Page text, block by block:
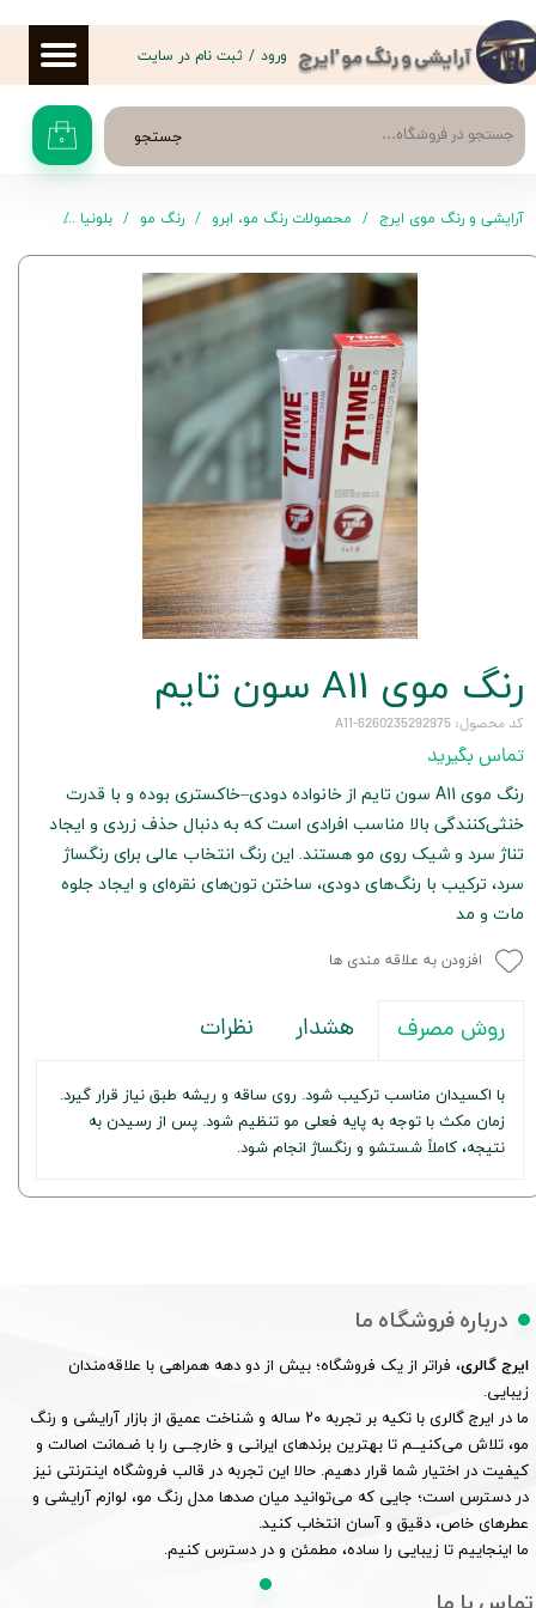
آرایشی و رنگ مو 'ایرج
جستجو ۰
ورود / ثبت نام در سایت
حساب کاربری من
تغییر گذر واژه
سفارشات
خروج از حساب کاربری
آرایشی و رنگ موی ایرج محصولات رنگ مو، ابرو رنگ مو بلونیا
رنگ موی A11 سون تایم
کد محصول: 6260235292975-A11
تماس بگیرید
رنگ موی A11 سون تایم از خانواده دودی–خاکستری بوده و با قدرت
خنثی‌کنندگی بالا مناسب افرادی است که به دنبال حذف زردی و ایجاد
تناژ سرد و شیک روی مو هستند. این رنگ انتخاب عالی برای رنگساژ
سرد، ترکیب با رنگ‌های دودی، ساختن تون‌های نقره‌ای و ایجاد جلوه
مات و مد
افزودن به علاقه مندی ها
روش مصرف هشدار نظرات
با اکسیدان مناسب ترکیب شود. روی ساقه و ریشه طبق نیاز قرار گیرد.
زمان مکث با توجه به پایه فعلی مو تنظیم شود. پس از رسیدن به
نتیجه، کاملاً شستشو و رنگساژ انجام شود.
درباره فروشگاه ما
ایرج گالری، فراتر از یک فروشگاه؛ بیش از دو دهه همراهی با علاقه‌مندان
زیبایی.
ما در ایرج گالری با تکیه بر تجربه ۲۰ ساله و شناخت عمیق از بازار آرایشی و رنگ
مو، تلاش می‌کنیــم تا بهترین برندهای ایرانـی و خارجــی را با ضـمانت اصالت و
کیفیت در اختیار شما قرار دهیم. حالا این تجربه در قالب فروشگاه اینترنتی نیز
در دسترس است؛ جایی که می‌توانید میان صدها مدل رنگ مو، لوازم آرایشی و
عطرهای خاص، دقیق و آسان انتخاب کنید.
ما اینجاییم تا زیبایی را ساده، مطمئن و در دسترس کنیم.